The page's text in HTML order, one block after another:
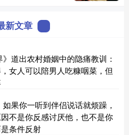
新文章
道出农村婚姻中的隐痛教训：
女人可以陪男人吃糠咽菜，但
果你一听到伴侣说话就烦躁，
不是你反感讨厌他，也不是你
条件反射